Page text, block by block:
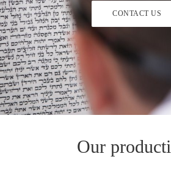
CONTACT US
Our